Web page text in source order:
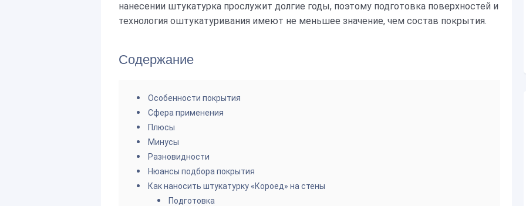
нанесении штукатурка прослужит долгие годы, поэтому подготовка поверхностей и
технология оштукатуривания имеют не меньшее значение, чем состав покрытия.
Содержание
Особенности покрытия
Сфера применения
Плюсы
Минусы
Разновидности
Нюансы подбора покрытия
Как наносить штукатурку «Короед» на стены
Подготовка